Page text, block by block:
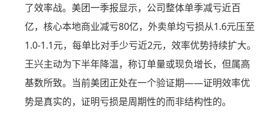
了效率战。美团一季报显示，公司整体单季减亏近百
亿，核心本地商业减亏80亿，外卖单均亏损从1.6元压至
1.0-1.1元，每单比对手少亏近2元，效率优势持续扩大。
王兴主动为下半年降温，称订单量或现负增长，但属高
基数所致。当前美团正处在一个验证期——证明效率优
势是真实的，证明亏损是周期性的而非结构性的。